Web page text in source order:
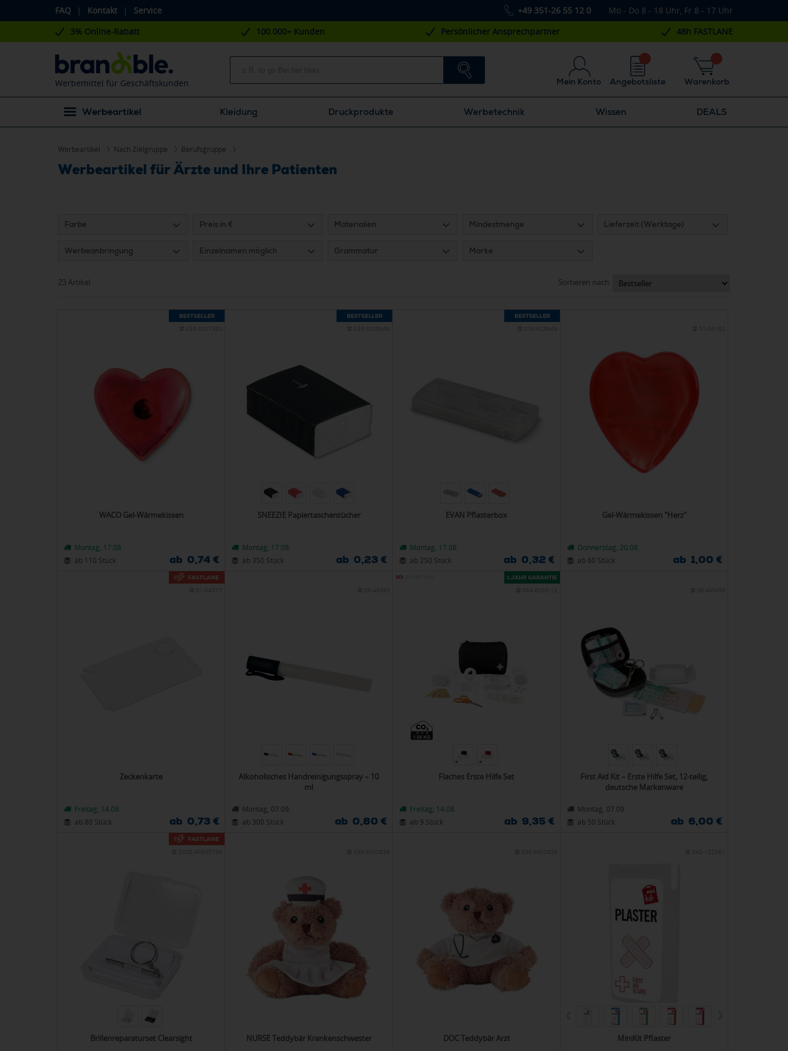
FAQ | Kontakt | Service +49 351-26 55 12 0 Mo - Do 8 - 18 Uhr, Fr 8 - 17 Uhr
3% Online-Rabatt 100.000+ Kunden Persönlicher Ansprechpartner 48h FASTLANE
Werbemittel für Geschäftskunden Mein Konto Warenkorb
Angebotsliste
Werbeartikel Kleidung Druckprodukte Werbetechnik Wissen DEALS
Werbeartikel Nach Zielgruppe Berufsgruppe
Werbeartikel für Ärzte und Ihre Patienten
Farbe Preis in € Materialien Mindestmenge Lieferzeit (Werktage)
Werbeanbringung Einzelnamen möglich Grammatur Marke
23 Artikel Sortieren nach:
WACO Gel-Wärmekissen
Montag, 17.08.
ab 110 Stück
ab 0,74 €
SNEEZIE Papiertaschentücher
Montag, 17.08.
ab 350 Stück
ab 0,23 €
EVAN Pflasterbox
Montag, 17.08.
ab 250 Stück
ab 0,32 €
Gel-Wärmekissen "Herz"
Donnerstag, 20.08.
ab 60 Stück
ab 1,00 €
Zeckenkarte
Freitag, 14.08.
ab 80 Stück
ab 0,73 €
Alkoholisches Handreinigungsspray – 10
ml
Montag, 07.09.
ab 300 Stück
ab 0,80 €
Flaches Erste Hilfe Set
Freitag, 14.08.
ab 9 Stück
ab 9,35 €
First Aid Kit – Erste Hilfe Set, 12-teilig,
deutsche Markenware
Montag, 07.09.
ab 50 Stück
ab 6,00 €
Brillenreparaturset Clearsight NURSE Teddybär Krankenschwester DOC Teddybär Arzt MiniKit Pflaster